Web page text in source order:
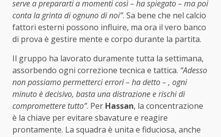
serve a prepararti a momenti così – ha spiegato – ma poi
conta la grinta di ognuno di noi”. Sa bene che nel calcio
fattori esterni possono influire, ma ora il vero banco
di prova è gestire mente e corpo durante la partita.
Il gruppo ha lavorato duramente tutta la settimana,
assorbendo ogni correzione tecnica e tattica. “Adesso
non possiamo permetterci errori – ha detto – , ogni
minuto è decisivo, basta una distrazione e rischi di
compromettere tutto”. Per Hassan, la concentrazione
è la chiave per evitare sbavature e reagire
prontamente. La squadra è unita e fiduciosa, anche